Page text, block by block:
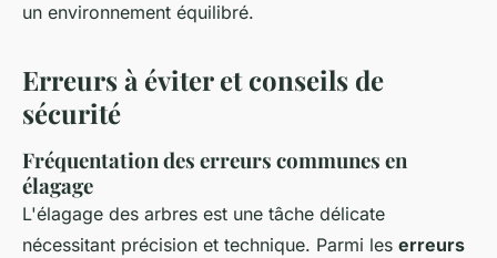
un environnement équilibré.
Erreurs à éviter et conseils de
sécurité
Fréquentation des erreurs communes en
élagage
L'élagage des arbres est une tâche délicate
nécessitant précision et technique. Parmi les erreurs